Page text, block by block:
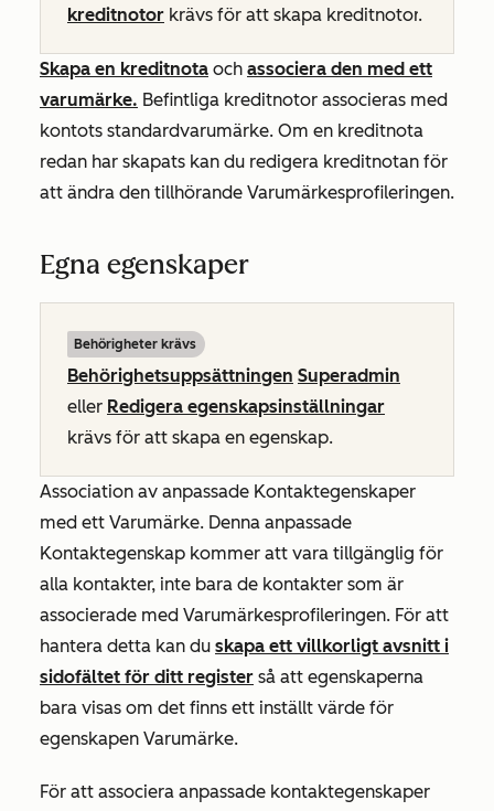
kreditnotor krävs för att skapa kreditnotor.
Skapa en kreditnota och associera den med ett
varumärke. Befintliga kreditnotor associeras med
kontots standardvarumärke. Om en kreditnota
redan har skapats kan du redigera kreditnotan för
att ändra den tillhörande Varumärkesprofileringen.
Egna egenskaper
Behörigheter krävs
Behörighetsuppsättningen Superadmin
eller Redigera egenskapsinställningar
krävs för att skapa en egenskap.
Association av anpassade Kontaktegenskaper
med ett Varumärke. Denna anpassade
Kontaktegenskap kommer att vara tillgänglig för
alla kontakter, inte bara de kontakter som är
associerade med Varumärkesprofileringen. För att
hantera detta kan du skapa ett villkorligt avsnitt i
sidofältet för ditt register så att egenskaperna
bara visas om det finns ett inställt värde för
egenskapen Varumärke.
För att associera anpassade kontaktegenskaper